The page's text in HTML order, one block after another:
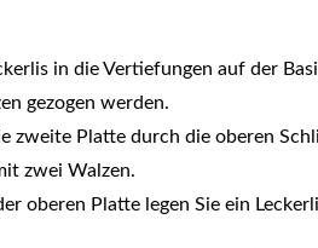
in die Vertiefungen auf der
gezogen werden.
zweite Platte durch die oberen
zwei Walzen.
oberen Platte legen Sie ein